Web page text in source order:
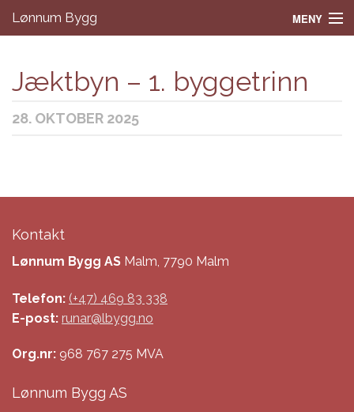
Lønnum Bygg MENY
Tjenester
Prosjekter
Jæktbyn – 1. byggetrinn
28. OKTOBER 2025
Kontakt
Lønnum Bygg AS Malm, 7790 Malm
Telefon: (+47) 469 83 338
E-post: runar@lbygg.no
Org.nr: 968 767 275 MVA
Lønnum Bygg AS